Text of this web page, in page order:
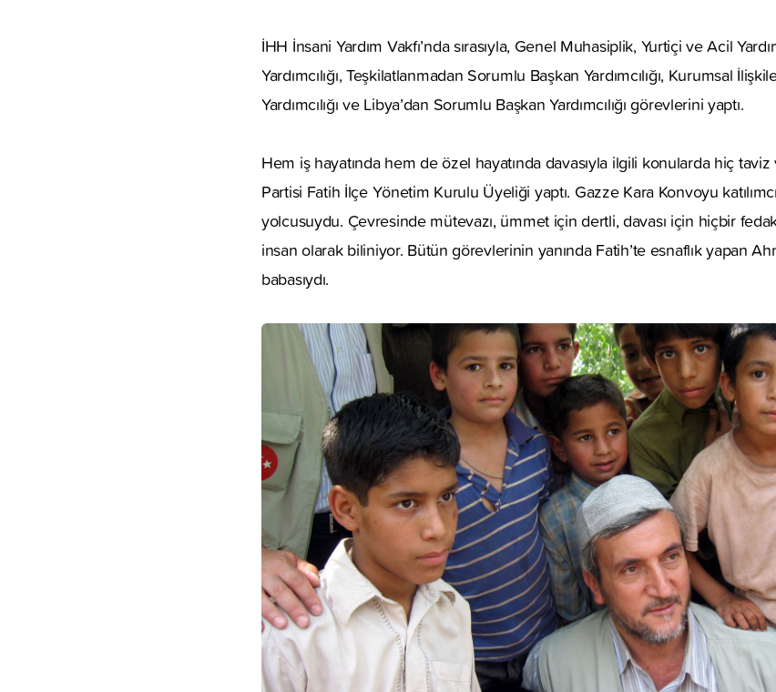
İHH İnsani Yardım Vakfı’nda sırasıyla, Genel Muhasiplik, Yurtiçi ve Acil
Yardımcılığı, Teşkilatlanmadan Sorumlu Başkan Yardımcılığı, Kurumsal
Yardımcılığı ve Libya’dan Sorumlu Başkan Yardımcılığı görevlerini yaptı.
Hem iş hayatında hem de özel hayatında davasıyla ilgili konularda hiç
Partisi Fatih İlçe Yönetim Kurulu Üyeliği yaptı. Gazze Kara Konvoyu
yolcusuydu. Çevresinde mütevazı, ümmet için dertli, davası için hiçbir
insan olarak biliniyor. Bütün görevlerinin yanında Fatih’te esnaflık yapan
babasıydı.